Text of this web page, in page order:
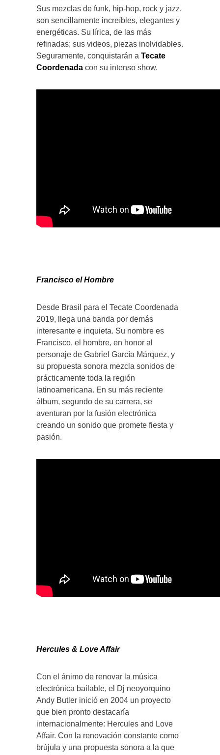
Sus mezclas de funk, hip-hop, rock y jazz,
son sencillamente increíbles, elegantes y
energéticas. Su lírica, de las más
refinadas; sus videos, piezas inolvidables.
Seguramente, conquistarán a Tecate
Coordenada con su intenso show.
Francisco el Hombre
Desde Brasil para el Tecate Coordenada
2019, llega una banda por demás
interesante e inquieta. Su nombre es
Francisco, el hombre, en honor al
personaje de Gabriel García Márquez, y
su propuesta sonora mezcla sonidos de
prácticamente toda la región
latinoamericana. En su más reciente
álbum, segundo de su carrera, se
aventuran por la fusión electrónica
creando un sonido que promete fiesta y
pasión.
Hercules & Love Affair
Con el ánimo de renovar la música
electrónica bailable, el Dj neoyorquino
Andy Butler inició en 2004 un proyecto
que bien pronto destacaría
internacionalmente: Hercules and Love
Affair. Con la renovación constante como
brújula y una propuesta sonora a la que